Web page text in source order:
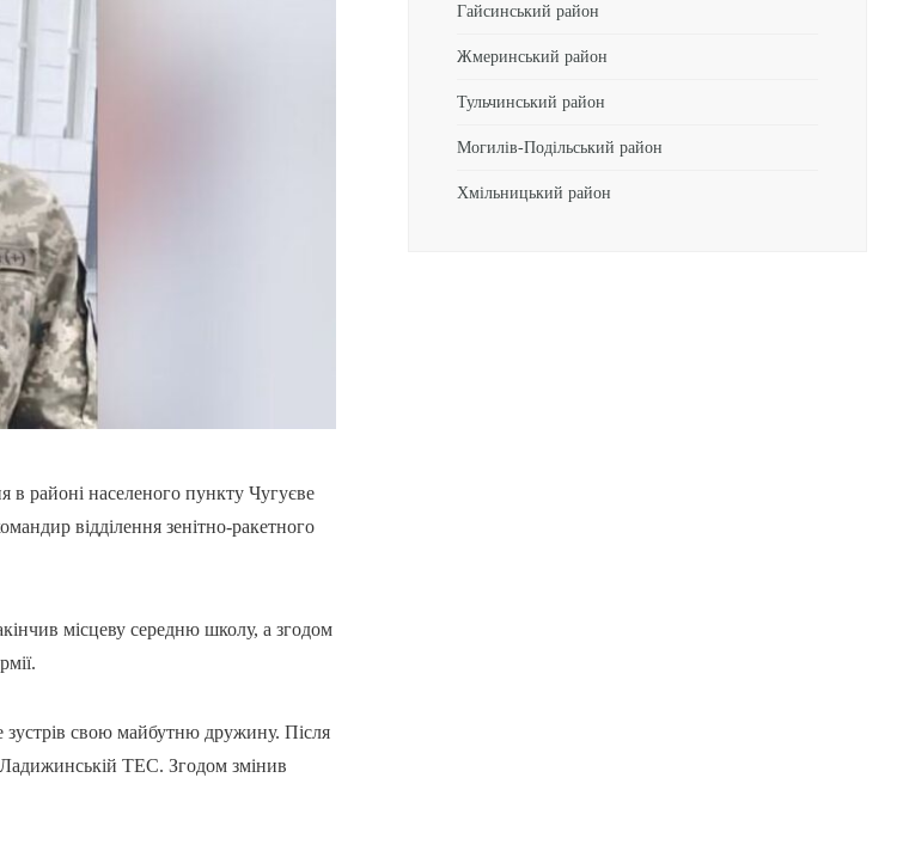
в районі населеного пункту Чугуєве
відділення зенітно-ракетного
місцеву середню школу, а згодом
свою майбутню дружину. Після
ТЕС. Згодом змінив
Гайсинський район
Жмеринський район
Тульчинський район
Могилів-Подільський район
Хмільницький район